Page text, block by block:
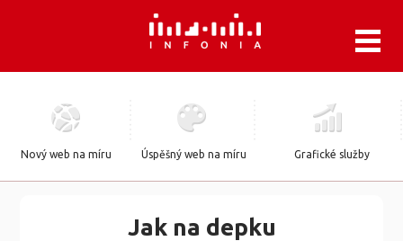
Jak na depku
Nový web na míru Úspěšný web na míru Grafické služby